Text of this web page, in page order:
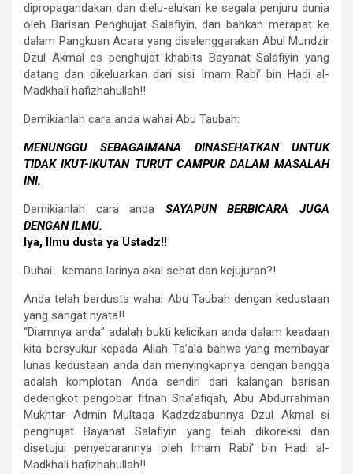
dipropagandakan dan dielu-elukan ke segala penjuru dunia
oleh Barisan Penghujat Salafiyin, dan bahkan merapat ke
dalam Pangkuan Acara yang diselenggarakan Abul Mundzir
Dzul Akmal cs penghujat khabits Bayanat Salafiyin yang
datang dan dikeluarkan dari sisi Imam Rabi’ bin Hadi al-
Madkhali hafizhahullah!!
Demikianlah cara anda wahai Abu Taubah:
MENUNGGU SEBAGAIMANA DINASEHATKAN UNTUK
TIDAK IKUT-IKUTAN TURUT CAMPUR DALAM MASALAH
INI.
Demikianlah cara anda SAYAPUN BERBICARA JUGA
DENGAN ILMU.
Iya, Ilmu dusta ya Ustadz!!
Duhai… kemana larinya akal sehat dan kejujuran?!
Anda telah berdusta wahai Abu Taubah dengan kedustaan
yang sangat nyata!!
“Diamnya anda” adalah bukti kelicikan anda dalam keadaan
kita bersyukur kepada Allah Ta’ala bahwa yang membayar
lunas kedustaan anda dan menyingkapnya dengan bangga
adalah komplotan Anda sendiri dari kalangan barisan
dedengkot pengobar fitnah Sha’afiqah, Abu Abdurrahman
Mukhtar Admin Multaqa Kadzdzabunnya Dzul Akmal si
penghujat Bayanat Salafiyin yang telah dikoreksi dan
disetujui penyebarannya oleh Imam Rabi’ bin Hadi al-
Madkhali hafizhahullah!!